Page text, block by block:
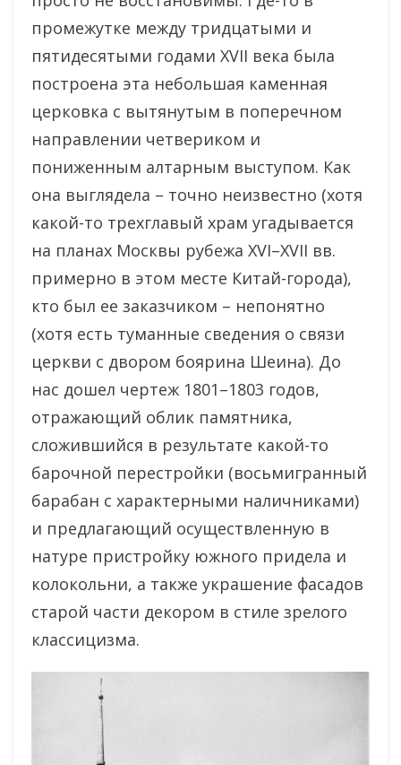
промежутке между тридцатыми и
пятидесятыми годами XVII века была
построена эта небольшая каменная
церковка с вытянутым в поперечном
направлении четвериком и
пониженным алтарным выступом. Как
она выглядела – точно неизвестно (хотя
какой-то трехглавый храм угадывается
на планах Москвы рубежа XVI–XVII вв.
примерно в этом месте Китай-города),
кто был ее заказчиком – непонятно
(хотя есть туманные сведения о связи
церкви с двором боярина Шеина). До
нас дошел чертеж 1801–1803 годов,
отражающий облик памятника,
сложившийся в результате какой-то
барочной перестройки (восьмигранный
барабан с характерными наличниками)
и предлагающий осуществленную в
натуре пристройку южного придела и
колокольни, а также украшение фасадов
старой части декором в стиле зрелого
классицизма.